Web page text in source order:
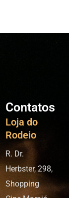
Contatos
Loja do
Rodeio
R. Dr.
Herbster, 298,
Shopping